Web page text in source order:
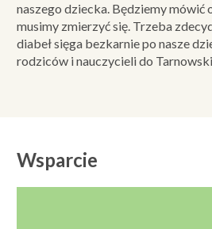
naszego dziecka. Będziemy mówić
musimy zmierzyć się. Trzeba
diabeł sięga bezkarnie po nasze
rodziców i nauczycieli do
Wsparcie